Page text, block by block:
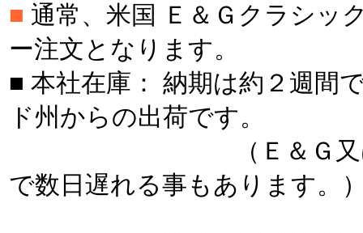
■ 通常、米国 Ｅ＆Ｇクラシッ
ー注文となります。
■ 本社在庫： 納期は約２週間
ド州からの出荷です。
（Ｅ＆Ｇ又はＵ
で数日遅れる事もあります。